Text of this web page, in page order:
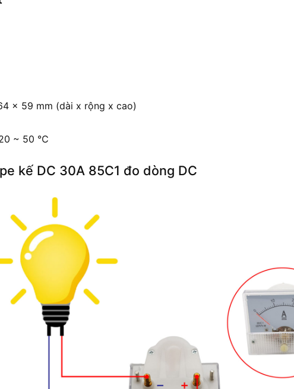
x 59 mm (dài x rộng x cao)
20 ~ 50 ℃
kế DC 30A 85C1 đo dòng DC